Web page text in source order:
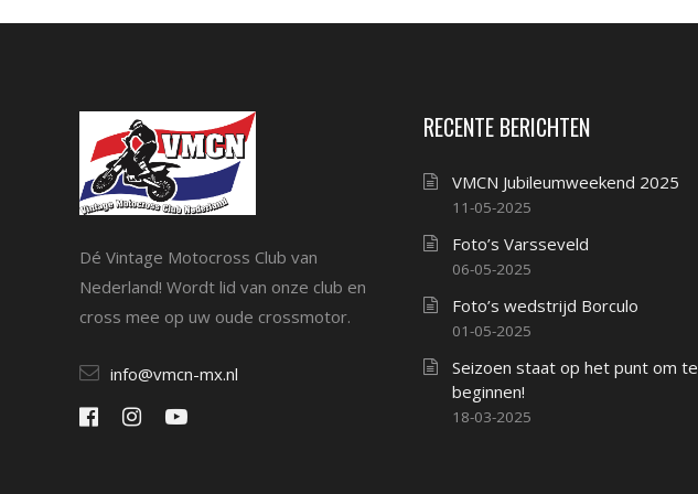
Dé Vintage Motocross Club van
Nederland! Wordt lid van onze club en
cross mee op uw oude crossmotor.
info@vmcn-mx.nl
RECENTE BERICHTEN
VMCN Jubileumweekend 2025
11-05-2025
Foto’s Varsseveld
06-05-2025
Foto’s wedstrijd Borculo
01-05-2025
Seizoen staat op het punt om te
beginnen!
18-03-2025